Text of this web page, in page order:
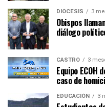
DIÓCESIS 3
Obispos
diálogo
CASTRO 3
Equipo
caso de
EDUCACIÓN 3